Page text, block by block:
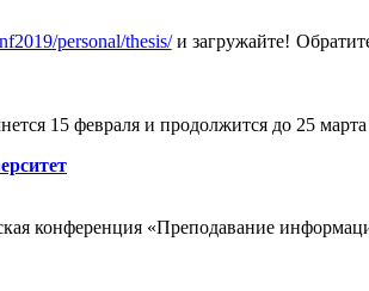
personal/thesis/и загружайте!
15 февраля и продолжится до 25 марта
конференция «Преподавание